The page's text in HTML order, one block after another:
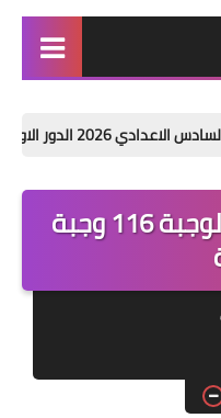
وزارة التربية والتعليم
وزارة العمل وهيئة
التطبيقات
الاراضي
اسماء نقل النفوس الوجبة 116 وجبة